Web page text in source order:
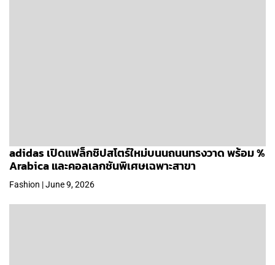
adidas เปิดแฟล็กชิปสโตร์ใหม่บนนถนนทรงวาด พร้อม %
Arabica และคอลเลกชันพิเศษเฉพาะสาขา
Fashion | June 9, 2026